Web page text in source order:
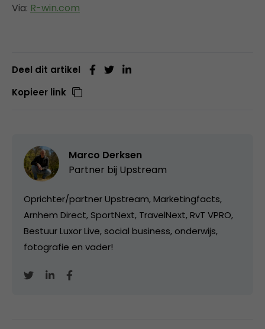
Via: R-win.com
Deel dit artikel
Kopieer link
Marco Derksen
Partner bij Upstream
Oprichter/partner Upstream, Marketingfacts,
Arnhem Direct, SportNext, TravelNext, RvT VPRO,
Bestuur Luxor Live, social business, onderwijs,
fotografie en vader!